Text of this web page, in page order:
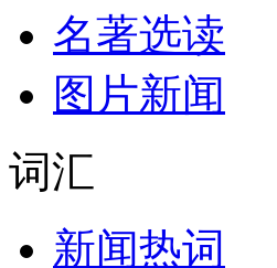
名著选读
图片新闻
词汇
新闻热词